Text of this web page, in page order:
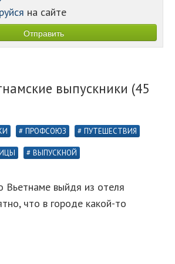
на сайте
выпускники (45
ПРОФСОЮЗ ПУТЕШЕСТВИЯ
ВЫПУСКНОЙ
Вьетнаме выйдя из отеля
что в городе какой-то